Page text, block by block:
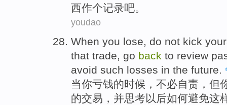
西作个记录吧。
youdao
When you lose do not kick
that trade, go back to review
avoid such losses in the future
当你亏钱的时候， 不必自责 ， 但
的交易 ， 并思考以后如何避免这